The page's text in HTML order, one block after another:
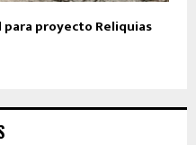
proyecto Reliquias